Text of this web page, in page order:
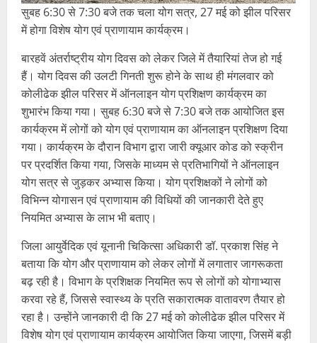
सुबह 6:30 से 7:30 बजे तक चला योग सत्र, 27 मई को झील परिसर
में होगा विशेष योग एवं प्राणायाम कार्यक्रम।
बारहवें अंतर्राष्ट्रीय योग दिवस को लेकर जिले में तैयारियां तेज हो गई
हैं। योग दिवस की उलटी गिनती शुरू होने के साथ ही मंगलवार को
कोलीढेक झील परिसर में ऑनलाइन योग प्रशिक्षण कार्यक्रम का
शुभारंभ किया गया। सुबह 6:30 बजे से 7:30 बजे तक आयोजित इस
कार्यक्रम में लोगों को योग एवं प्राणायाम का ऑनलाइन प्रशिक्षण दिया
गया। कार्यक्रम के दौरान विभाग द्वारा जारी क्यूआर कोड को स्क्रीन
पर प्रदर्शित किया गया, जिसके माध्यम से प्रतिभागियों ने ऑनलाइन
योग सत्र से जुड़कर अभ्यास किया। योग प्रशिक्षकों ने लोगों को
विभिन्न योगासन एवं प्राणायाम की विधियों की जानकारी देते हुए
नियमित अभ्यास के लाभ भी बताए।
जिला आयुर्वेदिक एवं यूनानी चिकित्सा अधिकारी डॉ. प्रकाश सिंह ने
बताया कि योग और प्राणायाम को लेकर लोगों में लगातार जागरूकता
बढ़ रही है। विभाग के प्रशिक्षक नियमित रूप से लोगों को योगाभ्यास
करवा रहे हैं, जिससे स्वास्थ्य के प्रति सकारात्मक वातावरण तैयार हो
रहा है। उन्होंने जानकारी दी कि 27 मई को कोलीढेक झील परिसर में
विशेष योग एवं प्राणायाम कार्यक्रम आयोजित किया जाएगा, जिसमें बड़ी